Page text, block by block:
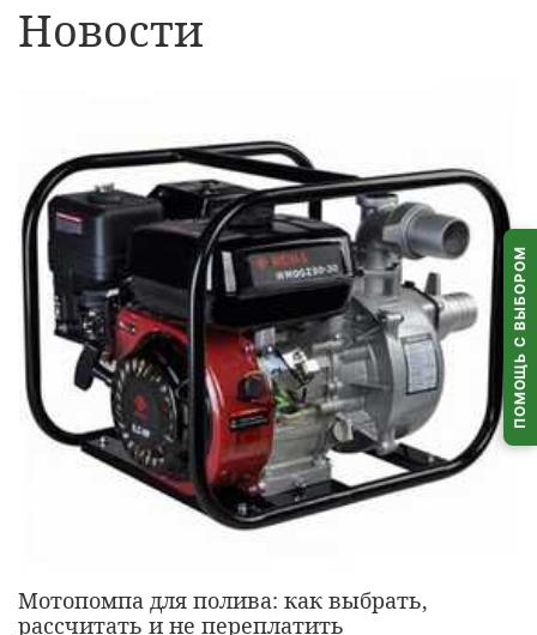
Новости
Мотопомпа для полива: как выбрать,
рассчитать и не переплатить
ПОМОЩЬ С ВЫБОРОМ